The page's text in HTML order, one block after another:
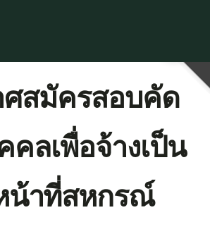
ก
ศสมัครสอบคัด
คลเพื่อจ้างเป็น
น้าที่สหกรณ์